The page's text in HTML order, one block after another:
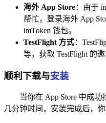
海外 App Store：由于
帮忙，登录海外 App
imToken 钱包。
TestFlight 方式：
等，获取 TestFlight 的
顺利下载与安装
当你在 App Store 中成
几分钟时间，安装完成后，